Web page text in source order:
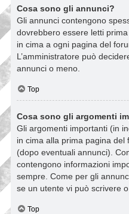
Cosa sono gli annunci?
Gli annunci contengono
dovrebbero essere letti
in cima a ogni pagina del
L’amministratore può
annunci o meno.
Top
Cosa sono gli argomenti
Gli argomenti importanti (in
in cima alla prima pagina
(dopo eventuali annunci).
contengono informazioni
sempre. Come per gli
se un utente vi può scrivere o
Top